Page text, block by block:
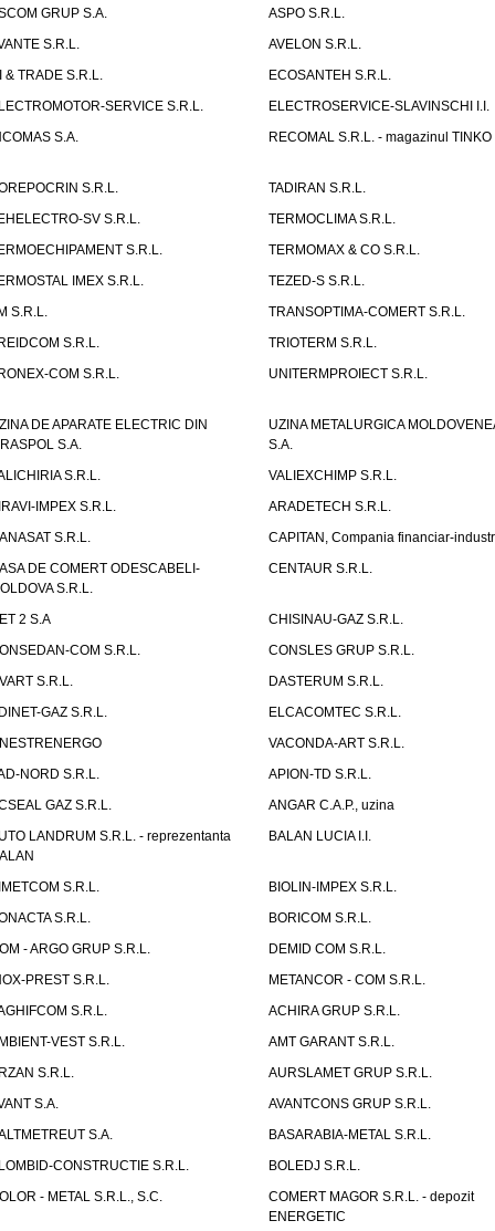
GRUP S.A.
ASPO S.R.L.
S.R.L.
AVELON S.R.L.
& TRADE S.R.L.
ECOSANTEH S.R.L.
SERVICE S.R.L.
ELECTROSERVICE-SLAVINSCHI I.I.
S.A.
RECOMAL S.R.L. - magazinul TINKO
S.R.L.
TADIRAN S.R.L.
SV S.R.L.
TERMOCLIMA S.R.L.
S.R.L.
TERMOMAX & CO S.R.L.
IMEX S.R.L.
TEZED-S S.R.L.
S.R.L.
TRANSOPTIMA-COMERT S.R.L.
S.R.L.
TRIOTERM S.R.L.
COM S.R.L.
UNITERMPROIECT S.R.L.
DE APARATE ELECTRIC DIN
S.A.
UZINA METALURGICA
S.A.
S.R.L.
VALIEXCHIMP S.R.L.
IMPEX S.R.L.
ARADETECH S.R.L.
S.R.L.
CAPITAN, Compania financiar-
DE COMERT ODESCABELI-
S.R.L.
CENTAUR S.R.L.
2 S.A
CHISINAU-GAZ S.R.L.
COM S.R.L.
CONSLES GRUP S.R.L.
S.R.L.
DASTERUM S.R.L.
GAZ S.R.L.
ELCACOMTEC S.R.L.
VACONDA-ART S.R.L.
NORD S.R.L.
APION-TD S.R.L.
GAZ S.R.L.
ANGAR C.A.P., uzina
LANDRUM S.R.L. - reprezentanta
BALAN LUCIA I.I.
S.R.L.
BIOLIN-IMPEX S.R.L.
S.R.L.
BORICOM S.R.L.
- ARGO GRUP S.R.L.
DEMID COM S.R.L.
PREST S.R.L.
METANCOR - COM S.R.L.
S.R.L.
ACHIRA GRUP S.R.L.
VEST S.R.L.
AMT GARANT S.R.L.
S.R.L.
AURSLAMET GRUP S.R.L.
S.A.
AVANTCONS GRUP S.R.L.
S.A.
BASARABIA-METAL S.R.L.
CONSTRUCTIE S.R.L.
BOLEDJ S.R.L.
- METAL S.R.L., S.C.
COMERT MAGOR S.R.L. - depozit
ENERGETIC